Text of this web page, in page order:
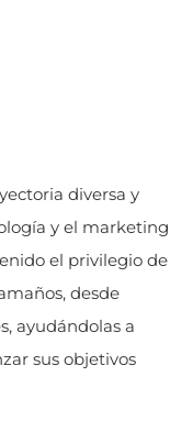
diversa y
y el marketing
el privilegio de
desde
ayudándolas a
sus objetivos